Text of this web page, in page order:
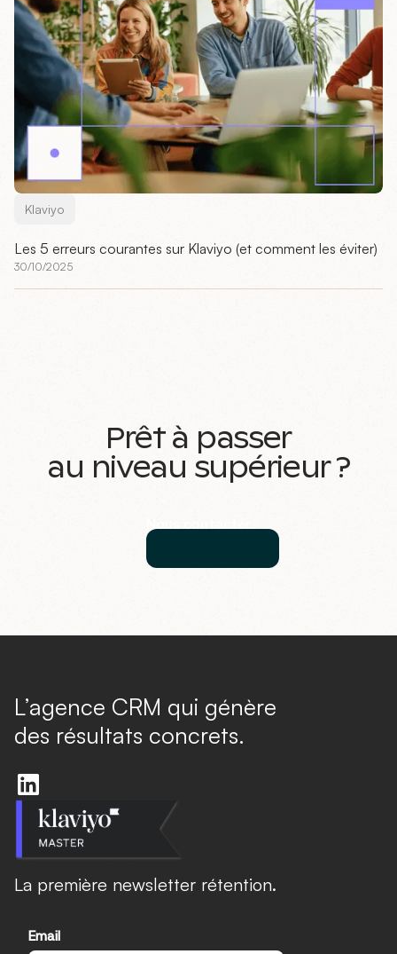
Klaviyo
Les 5 erreurs courantes sur Klaviyo (et comment les éviter)
30/10/2025
Prêt à passer
au niveau supérieur ?
L’agence CRM qui génère
des résultats concrets.
La première newsletter rétention.
Email